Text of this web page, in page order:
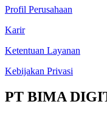
Profil Perusahaan
Karir
Ketentuan Layanan
Kebijakan Privasi
PT BIMA